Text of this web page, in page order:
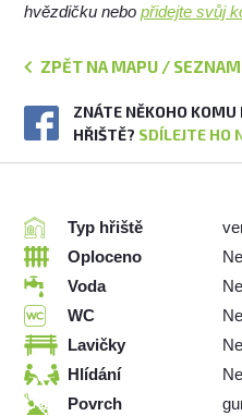
hvězdičku nebopřidejte svůj
ZPĚT NA MAPU /
ZNÁTE NĚKOHO
HŘIŠTĚ? SDÍLEJTE HO
Typ hřiště
Oploceno
Ne
Voda
Ne
WC
Ne
Lavičky
Ne
Hlídání
Ne
Povrch